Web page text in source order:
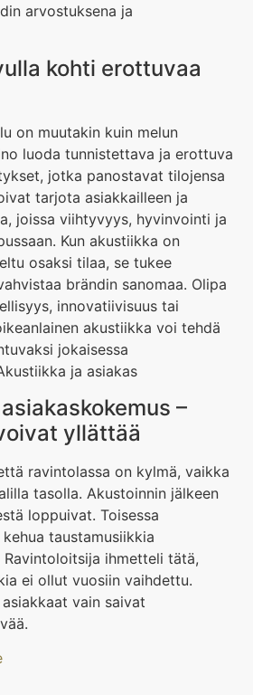
arvostuksena ja
kohti erottuvaa
on muutakin kuin melun
luoda tunnistettava ja erottuva
jotka panostavat tilojensa
tarjota asiakkailleen ja
joissa viihtyvyys, hyvinvointi ja
Kun akustiikka on
osaksi tilaa, se tukee
brändin sanomaa. Olipa
innovatiivisuus tai
akustiikka voi tehdä
jokaisessa
ja asiakas
–
yllättää
ravintolassa on kylmä, vaikka
tasolla. Akustoinnin jälkeen
loppuivat. Toisessa
taustamusiikkia
Ravintoloitsija ihmetteli tätä,
ei ollut vuosiin vaihdettu.
vain saivat